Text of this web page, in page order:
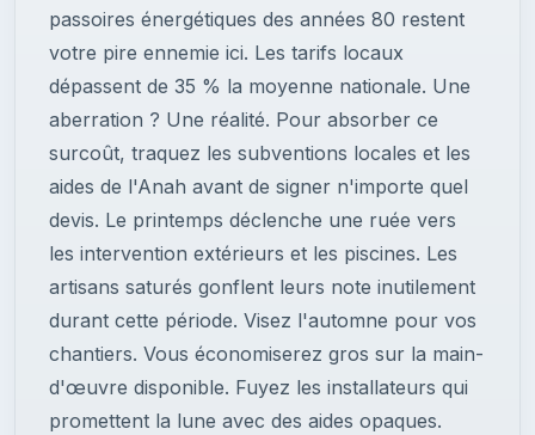
passoires énergétiques des années 80 restent
votre pire ennemie ici. Les tarifs locaux
dépassent de 35 % la moyenne nationale. Une
aberration ? Une réalité. Pour absorber ce
surcoût, traquez les subventions locales et les
aides de l'Anah avant de signer n'importe quel
devis. Le printemps déclenche une ruée vers
les intervention extérieurs et les piscines. Les
artisans saturés gonflent leurs note inutilement
durant cette période. Visez l'automne pour vos
chantiers. Vous économiserez gros sur la main-
d'œuvre disponible. Fuyez les installateurs qui
promettent la lune avec des aides opaques.